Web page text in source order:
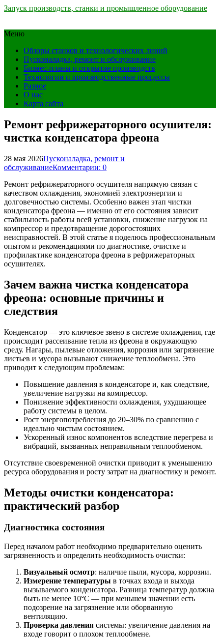
Запуск производств, станки и промышленное оборудование
Меню
Обзоры станков и технологических линий
Пусконаладка, ремонт и обслуживание
Бизнес-планы и открытие производств
Технологии и производственные процессы
Разное
О нас
Карта сайта
Ремонт рефрижераторного осушителя:
чистка конденсатора фреона
28 мая 2026Пусконаладка, ремонт и
обслуживаниеКомментарии: 0
Ремонт рефрижераторного осушителя напрямую связан с
качеством охлаждения, экономией электроэнергии и
долговечностью системы. Особенно важен этап чистки
конденсатора фреона — именно от его состояния зависит
стабильность работы всей установки, снижение нагрузок на
компрессор и предотвращение дорогостоящих
неисправностей. В этой статье я поделюсь профессиональным
опытом и рекомендациями по диагностике, очистке и
профилактике конденсатора фреона в рефрижераторных
осушителях.
Зачем важна чистка конденсатора
фреона: основные причины и
следствия
Конденсатор — это ключевое звено в системе охлаждения, где
происходит рассеивание тепла из фреона в окружающую
среду. Нагары, пылевые отложения, коррозия или загрязнение
листьев и мусора вызывают снижение теплообмена. Это
приводит к следующим проблемам:
Повышение давления в конденсаторе и, как следствие,
увеличение нагрузки на компрессор.
Понижение эффективности охлаждения, ухудшающее
работу системы в целом.
Рост энергопотребления до 20–30% по сравнению с
идеально чистым состоянием.
Ускоренный износ компонентов вследствие перегрева и
вибраций, вызванных неправильным теплообменом.
Отсутствие своевременной очистки приводит к уменьшению
ресурса оборудования и росту затрат на диагностику и ремонт.
Методы очистки конденсатора:
практический разбор
Диагностика состояния
Перед началом работ необходимо предварительно оценить
загрязненность и определить необходимость очистки:
Визуальный осмотр: наличие пыли, мусора, коррозии.
Измерение температуры в точках входа и выхода
вызываемого конденсатора. Разница температур должна
быть не менее 10°C — при меньшем значении есть
подозрение на загрязнение или оборванную
вентиляцию.
Проверка давления системы: увеличение давления на
входе говорит о плохом теплообмене.